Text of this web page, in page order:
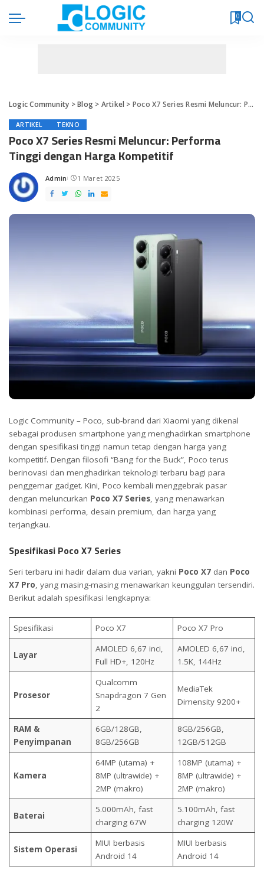
0
Logic Community >Blog> Artikel > Poco X7 Series Resmi Meluncur: Performa Tinggi dengan Harga Kompetitif
ARTIKEL TEKNO
Poco X7 Series Resmi Meluncur: Performa
Tinggi dengan Harga Kompetitif
Posted
by
Admin 1 Maret 2025
Logic Community – Poco, sub-brand dari Xiaomi yang dikenal
sebagai produsen smartphone yang menghadirkan smartphone
dengan spesifikasi tinggi namun tetap dengan harga yang
kompetitif. Dengan filosofi “Bang for the Buck”, Poco terus
berinovasi dan menghadirkan teknologi terbaru bagi para
penggemar gadget. Kini, Poco kembali menggebrak pasar
dengan meluncurkan Poco X7 Series, yang menawarkan
kombinasi performa, desain premium, dan harga yang
terjangkau.
Spesifikasi Poco X7 Series
Seri terbaru ini hadir dalam dua varian, yakni Poco X7 dan Poco
X7 Pro, yang masing-masing menawarkan keunggulan tersendiri.
Berikut adalah spesifikasi lengkapnya:
Spesifikasi Poco X7 Poco X7 Pro
Layar
AMOLED 6,67 inci,
Full HD+, 120Hz
AMOLED 6,67 inci,
1.5K, 144Hz
Prosesor
Qualcomm
Snapdragon 7 Gen
2
MediaTek
Dimensity 9200+
RAM &
Penyimpanan
6GB/128GB,
8GB/256GB
8GB/256GB,
12GB/512GB
Kamera
64MP (utama) +
8MP (ultrawide) +
2MP (makro)
108MP (utama) +
8MP (ultrawide) +
2MP (makro)
Baterai
5.000mAh, fast
charging 67W
5.100mAh, fast
charging 120W
Sistem Operasi
MIUI berbasis
Android 14
MIUI berbasis
Android 14